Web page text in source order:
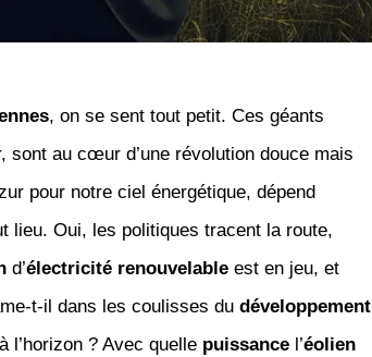
, on se sent tout petit. Ces géants
sont au cœur d’une révolution douce mais
pour notre ciel énergétique, dépend
lieu. Oui, les politiques tracent la route,
d’électricité renouvelableest en jeu, et
t-il dans les coulisses du développement
l’horizon ? Avec quelle puissancel’éolien